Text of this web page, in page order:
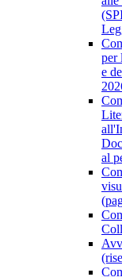
per
e
al